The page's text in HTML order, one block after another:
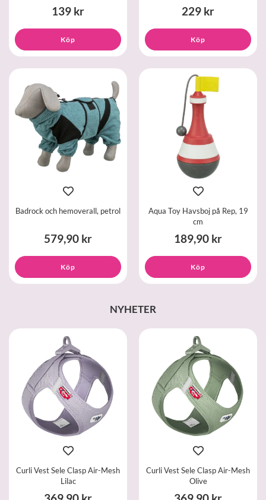
139 kr
Köp
229 kr
Köp
Badrock och hemoverall, petrol
579,90 kr
Köp
Aqua Toy Havsboj på Rep, 19
cm
189,90 kr
Köp
NYHETER
Curli Vest Sele Clasp Air-Mesh
Lilac
Curli Vest Sele Clasp Air-Mesh
Olive